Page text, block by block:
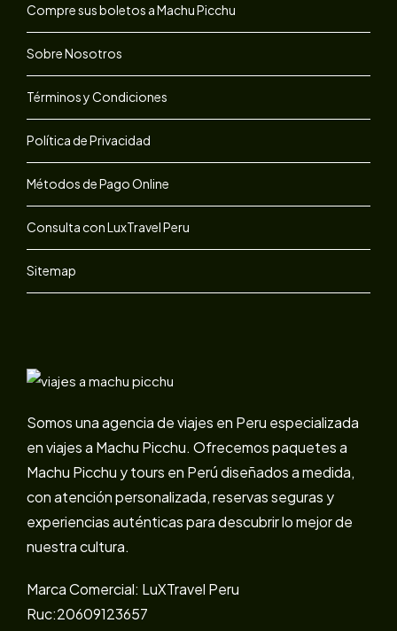
Compre sus boletos a Machu Picchu
Sobre Nosotros
Términos y Condiciones
Política de Privacidad
Métodos de Pago Online
Consulta con LuxTravel Peru
Sitemap
Somos una agencia de viajes en Peru especializada
en viajes a Machu Picchu. Ofrecemos paquetes a
Machu Picchu y tours en Perú diseñados a medida,
con atención personalizada, reservas seguras y
experiencias auténticas para descubrir lo mejor de
nuestra cultura.
Marca Comercial: LuXTravel Peru
Ruc:20609123657